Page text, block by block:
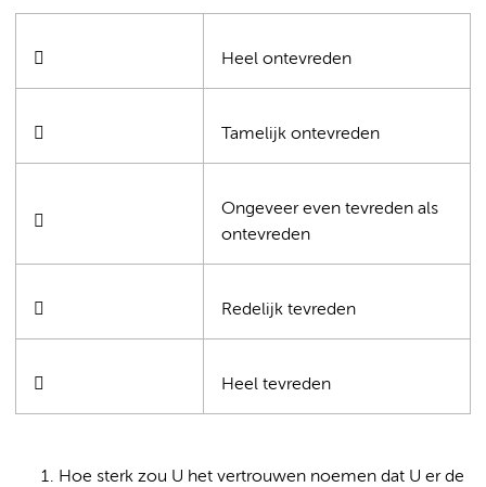
 Heel ontevreden
 Tamelijk ontevreden

Ongeveer even tevreden als
ontevreden
 Redelijk tevreden
 Heel tevreden
Hoe sterk zou U het vertrouwen noemen dat U er de